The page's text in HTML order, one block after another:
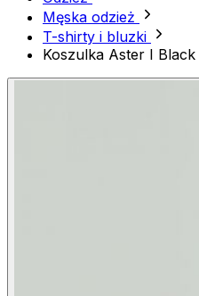
Męska odzież
T-shirty i bluzki
Koszulka Aster I